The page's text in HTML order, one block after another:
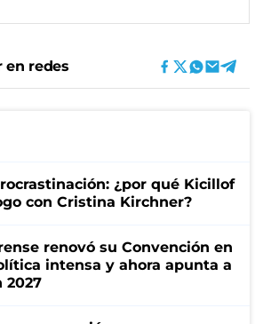
en redes
¿por qué Kicillof
con Cristina Kirchner?
renovó su Convención en
intensa y ahora apunta a
2027